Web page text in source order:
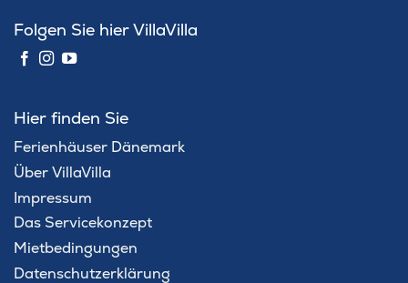
Folgen Sie hier VillaVilla
Hier finden Sie
Ferienhäuser Dänemark
Über VillaVilla
Impressum
Das Servicekonzept
Mietbedingungen
Datenschutzerklärung